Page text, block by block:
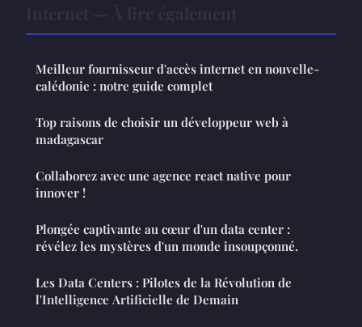
Meilleur fournisseur d'accès internet en nouvelle-
calédonie : notre guide complet
Top raisons de choisir un développeur web à
madagascar
Collaborez avec une agence react native pour
innover !
Plongée captivante au cœur d'un data center :
révélez les mystères d'un monde insoupçonné.
Les Data Centers : Pilotes de la Révolution de
l'Intelligence Artificielle de Demain